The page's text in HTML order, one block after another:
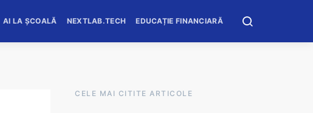
AI LA ȘCOALĂ NEXTLAB.TECH EDUCAȚIE FINANCIARĂ
CELE MAI CITITE ARTICOLE